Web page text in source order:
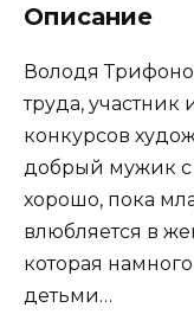
Описание
Володя
труда, участник
конкурсов
добрый мужик с
хорошо, пока
влюбляется в
которая
детьми…